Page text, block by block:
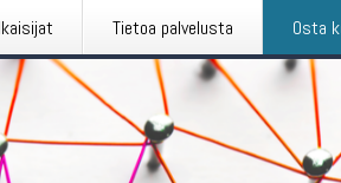
Tietoa palvelusta Osta